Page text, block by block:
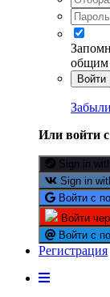
общим
Войти
Или войти
Sign in
Sign in
Войти с
Войти
Войти с
Регистрация